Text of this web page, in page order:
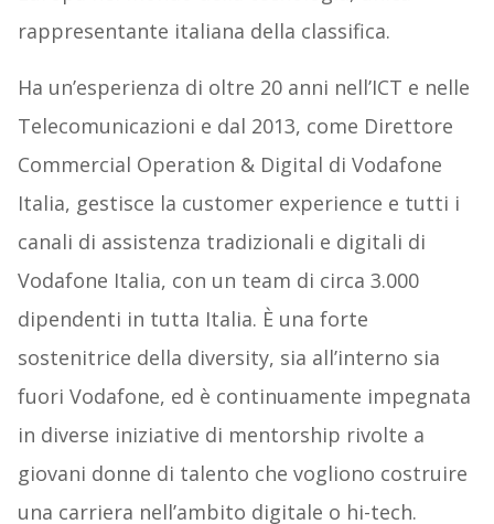
rappresentante italiana della classifica.
Ha un’esperienza di oltre 20 anni nell’ICT e nelle
Telecomunicazioni e dal 2013, come Direttore
Commercial Operation & Digital di Vodafone
Italia, gestisce la customer experience e tutti i
canali di assistenza tradizionali e digitali di
Vodafone Italia, con un team di circa 3.000
dipendenti in tutta Italia. È una forte
sostenitrice della diversity, sia all’interno sia
fuori Vodafone, ed è continuamente impegnata
in diverse iniziative di mentorship rivolte a
giovani donne di talento che vogliono costruire
una carriera nell’ambito digitale o hi-tech.